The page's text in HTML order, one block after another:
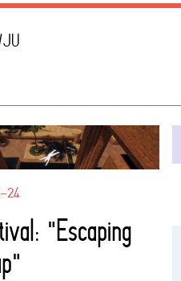
24
"Escaping